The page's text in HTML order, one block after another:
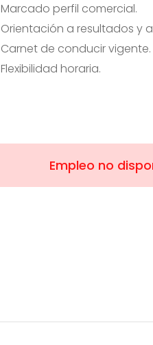
Marcado perfil comercial.
Orientación a resultados y
Carnet de conducir vigente.
Flexibilidad horaria.
Empleo no